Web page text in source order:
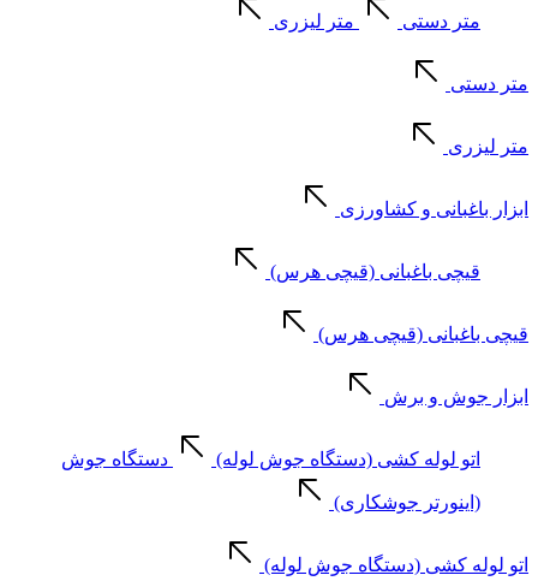
متر دستی متر لیزری
متر دستی
متر لیزری
ابزار باغبانی و کشاورزی
قیچی باغبانی (قیچی هرس)
قیچی باغبانی (قیچی هرس)
ابزار جوش و برش
اتو لوله کشی (دستگاه جوش لوله) دستگاه جوش
(اینورتر جوشکاری)
اتو لوله کشی (دستگاه جوش لوله)